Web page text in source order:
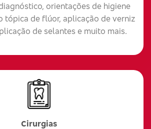
orientações de higiene
tópica de flúor, aplicação de verniz
de selantes e muito mais.
Cirurgias